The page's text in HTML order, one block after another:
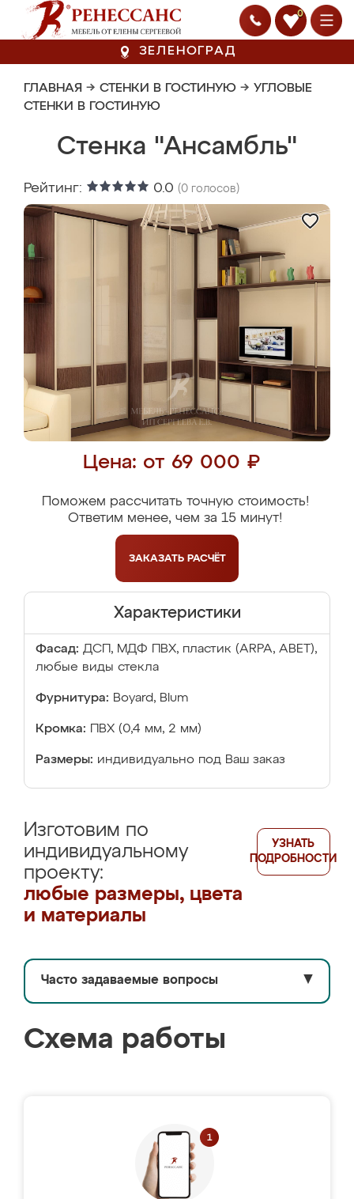
0
ЗЕЛЕНОГРАД
ГЛАВНАЯ → СТЕНКИ В ГОСТИНУЮ → УГЛОВЫЕ
СТЕНКИ В ГОСТИНУЮ
Стенка "Ансамбль"
Рейтинг: 0.0 (0 голосов)
Цена: от 69 000 ₽
Поможем рассчитать точную стоимость!
Ответим менее, чем за 15 минут!
ЗАКАЗАТЬ РАСЧЁТ
Характеристики
Фасад: ДСП, МДФ ПВХ, пластик (ARPA, ABET),
любые виды стекла
Фурнитура: Boyard, Blum
Кромка: ПВХ (0,4 мм, 2 мм)
Размеры: индивидуально под Ваш заказ
Изготовим по
индивидуальному
проекту:
любые размеры, цвета
и материалы
УЗНАТЬ
ПОДРОБНОСТИ
Часто задаваемые вопросы ▼
Схема работы